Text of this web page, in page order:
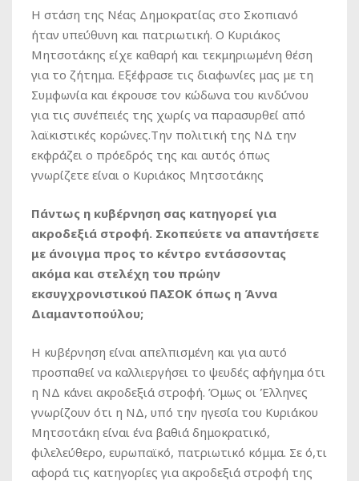
Η στάση της Νέας Δημοκρατίας στο Σκοπιανό
ήταν υπεύθυνη και πατριωτική. Ο Κυριάκος
Μητσοτάκης είχε καθαρή και τεκμηριωμένη θέση
για το ζήτημα. Εξέφρασε τις διαφωνίες μας με τη
Συμφωνία και έκρουσε τον κώδωνα του κινδύνου
για τις συνέπειές της χωρίς να παρασυρθεί από
λαϊκιστικές κορώνες.Την πολιτική της ΝΔ την
εκφράζει ο πρόεδρός της και αυτός όπως
γνωρίζετε είναι ο Κυριάκος Μητσοτάκης
Πάντως η κυβέρνηση σας κατηγορεί για
ακροδεξιά στροφή. Σκοπεύετε να απαντήσετε
με άνοιγμα προς το κέντρο εντάσσοντας
ακόμα και στελέχη του πρώην
εκσυγχρονιστικού ΠΑΣΟΚ όπως η Άννα
Διαμαντοπούλου;
Η κυβέρνηση είναι απελπισμένη και για αυτό
προσπαθεί να καλλιεργήσει το ψευδές αφήγημα ότι
η ΝΔ κάνει ακροδεξιά στροφή. Όμως οι Έλληνες
γνωρίζουν ότι η ΝΔ, υπό την ηγεσία του Κυριάκου
Μητσοτάκη είναι ένα βαθιά δημοκρατικό,
φιλελεύθερο, ευρωπαϊκό, πατριωτικό κόμμα. Σε ό,τι
αφορά τις κατηγορίες για ακροδεξιά στροφή της